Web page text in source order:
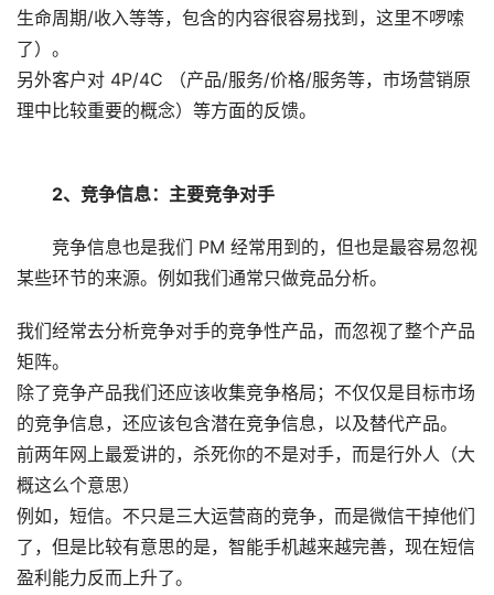
生命周期/收入等等，包含的内容很容易找到，这里不啰嗦
了）。
另外客户对 4P/4C （产品/服务/价格/服务等，市场营销原
理中比较重要的概念）等方面的反馈。
2、竞争信息：主要竞争对手
竞争信息也是我们 PM 经常用到的，但也是最容易忽视
某些环节的来源。例如我们通常只做竞品分析。
我们经常去分析竞争对手的竞争性产品，而忽视了整个产品
矩阵。
除了竞争产品我们还应该收集竞争格局；不仅仅是目标市场
的竞争信息，还应该包含潜在竞争信息，以及替代产品。
前两年网上最爱讲的，杀死你的不是对手，而是行外人（大
概这么个意思）
例如，短信。不只是三大运营商的竞争，而是微信干掉他们
了，但是比较有意思的是，智能手机越来越完善，现在短信
盈利能力反而上升了。